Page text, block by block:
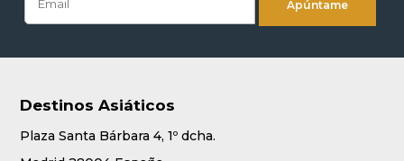
Destinos Asiáticos
Plaza Santa Bárbara 4, 1º dcha.